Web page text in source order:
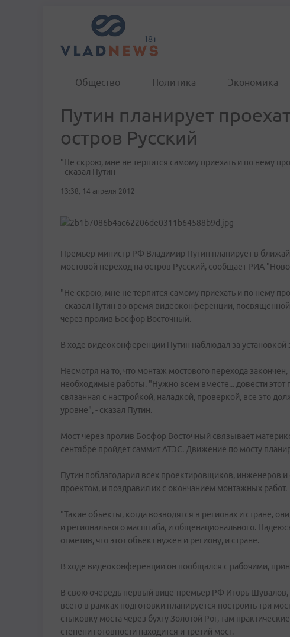
Общество Политика Экономика
Путин планирует
остров Русский
"Не скрою, мне не терпится самому приехать и по нему
- сказал Путин
13:38, 14 апреля 2012
Премьер-министр РФ Владимир Путин планирует в
мостовой переход на остров Русский, сообщает РИА
"Не скрою, мне не терпится самому приехать и по нему
- сказал Путин во время видеоконференции,
через пролив Босфор Восточный.
В ходе видеоконференции Путин наблюдал за установкой
Несмотря на то, что монтаж мостового перехода
необходимые работы. "Нужно всем вместе... довести этот
связанная с настройкой, наладкой, проверкой, все это
уровне", - сказал Путин.
Мост через пролив Босфор Восточный связывает
сентябре пройдет саммит АТЭС. Движение по мосту
Путин поблагодарил всех проектировщиков, инженеров
проектом, и поздравил их с окончанием монтажных работ.
"Такие объекты, когда возводятся в регионах и стране,
и регионального масштаба, и общенационального.
отметив, что этот объект нужен и региону, и стране.
В ходе видеоконференции он пообщался с рабочими,
В свою очередь первый вице-премьер РФ Игорь
всего в рамках подготовки планируется построить три
стыковку моста через бухту Золотой Рог, там
степени готовности находится и третий мост.